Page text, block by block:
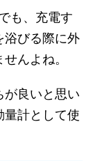
も、充電す
浴びる際に外
んよね。
が良いと思い
量計として使